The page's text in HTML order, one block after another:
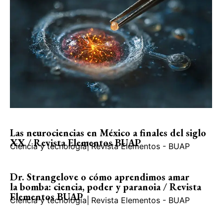
Las neurociencias en México a finales del siglo
XX / Revista Elementos BUAP
Ciencia y tecnología| Revista Elementos - BUAP
Dr. Strangelove o cómo aprendimos amar
la bomba: ciencia, poder y paranoia / Revista
Elementos BUAP
Ciencia y tecnología Revista Elementos - BUAP